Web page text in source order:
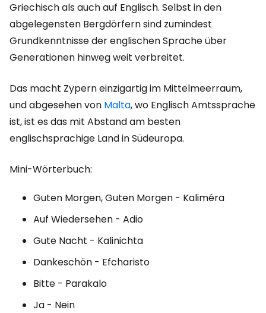
Griechisch als auch auf Englisch. Selbst in den
abgelegensten Bergdörfern sind zumindest
Grundkenntnisse der englischen Sprache über
Generationen hinweg weit verbreitet.
Das macht Zypern einzigartig im Mittelmeerraum,
und abgesehen von Malta, wo Englisch Amtssprache
ist, ist es das mit Abstand am besten
englischsprachige Land in Südeuropa.
Mini-Wörterbuch:
Guten Morgen, Guten Morgen - Kaliméra
Auf Wiedersehen - Adio
Gute Nacht - Kalinichta
Dankeschön - Efcharisto
Bitte - Parakalo
Ja - Nein